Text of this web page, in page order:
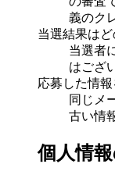
義のク
当選結果は
当選者
はござ
応募した情
同じメ
古い情
個人情